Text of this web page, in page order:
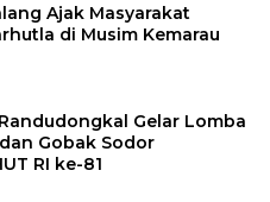
Ajak Masyarakat
di Musim Kemarau
Gelar Lomba
Gobak Sodor
RI ke-81